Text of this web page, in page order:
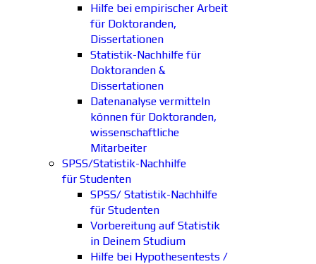
Hilfe bei empirischer Arbeit
für Doktoranden,
Dissertationen
Statistik-Nachhilfe für
Doktoranden &
Dissertationen
Datenanalyse vermitteln
können für Doktoranden,
wissenschaftliche
Mitarbeiter
SPSS/Statistik-Nachhilfe
für Studenten
SPSS/ Statistik-Nachhilfe
für Studenten
Vorbereitung auf Statistik
in Deinem Studium
Hilfe bei Hypothesentests /